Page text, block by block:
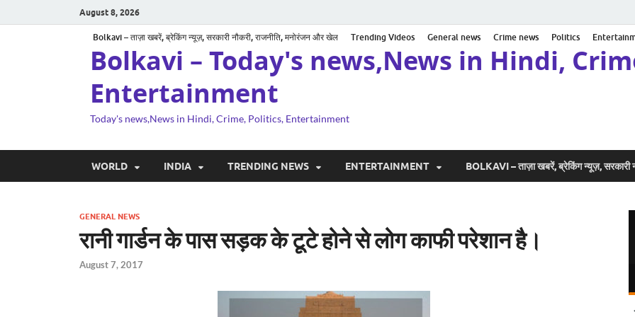
August 8, 2026
Bolkavi – ताज़ा खबरें, ब्रेकिंग न्यूज़, सरकारी नौकरी, राजनीति, मनोरंजन और खेल Trending Videos General news Crime news Politics
Bolkavi – Today's news,News in Hindi,
Entertainment
Today's news,News in Hindi, Crime, Politics, Entertainment
WORLD INDIA TRENDING NEWS ENTERTAINMENT BOLKAVI – ताज़ा खबरें, ब्रेकिंग न्यूज़, सरकारी
GENERAL NEWS
रानी गार्डन के पास सड़क के टूटे होने से लोग काफी परेशान है।
August 7, 2017